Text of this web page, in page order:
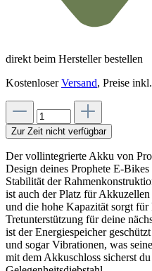
direkt beim Hersteller bestellen
KostenloserVersand, Preise
Zur Zeit nicht verfügbar
Der vollintegrierte Akku von
Design deines Prophete E-
Stabilität der
ist auch der Platz für
und die hohe Kapazität sorgt
Tretunterstützung für deine
ist der Energiespeicher
und sogar Vibrationen, was
mit dem Akkuschloss sicherst